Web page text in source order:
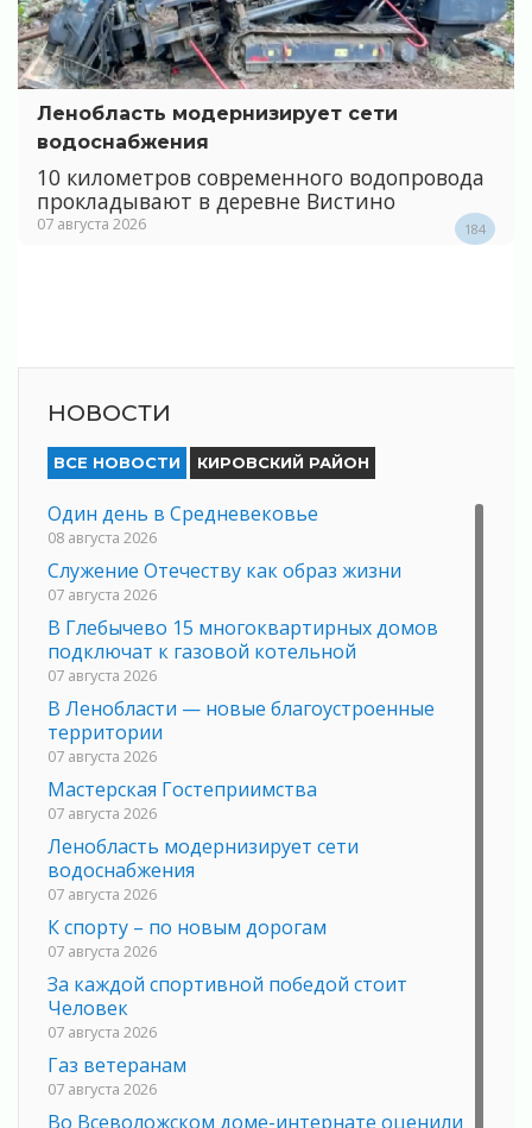
Ленобласть модернизирует сети
водоснабжения
10 километров современного водопровода
прокладывают в деревне Вистино
07 августа 2026 184
НОВОСТИ
ВСЕ НОВОСТИ КИРОВСКИЙ РАЙОН
Один день в Средневековье
08 августа 2026
Служение Отечеству как образ жизни
07 августа 2026
В Глебычево 15 многоквартирных домов
подключат к газовой котельной
07 августа 2026
В Ленобласти — новые благоустроенные
территории
07 августа 2026
Мастерская Гостеприимства
07 августа 2026
Ленобласть модернизирует сети
водоснабжения
07 августа 2026
К спорту – по новым дорогам
07 августа 2026
За каждой спортивной победой стоит
Человек
07 августа 2026
Газ ветеранам
07 августа 2026
Во Всеволожском доме-интернате оценили